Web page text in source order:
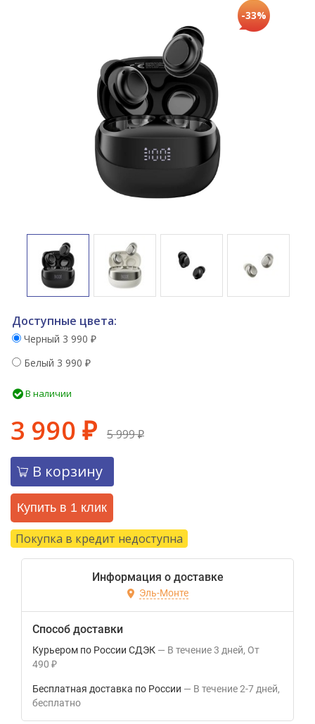
-33%
Доступные цвета:
Черный 3 990 ₽
Белый 3 990 ₽
В наличии
3 990 ₽ 5 999₽
В корзину
Купить в 1 клик
Покупка в кредит недоступна
Информация о доставке
Эль-Монте
Способ доставки
Курьером по России СДЭК В течение3 дней От
490 ₽
Бесплатная доставка по России В течение2-7 дней
Бесплатно